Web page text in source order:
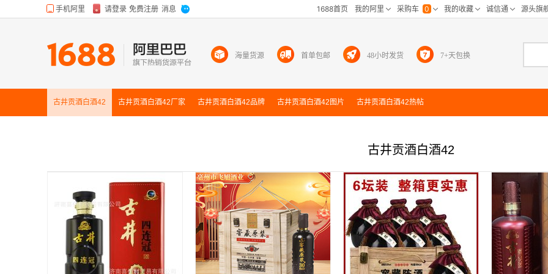
海量货源 首单包邮 48小时发货 7+天包换
古井贡酒白酒42 古井贡酒白酒42厂家 古井贡酒白酒42品牌 古井贡酒白酒42图片 古井贡酒白酒42热帖
古井贡酒白酒42